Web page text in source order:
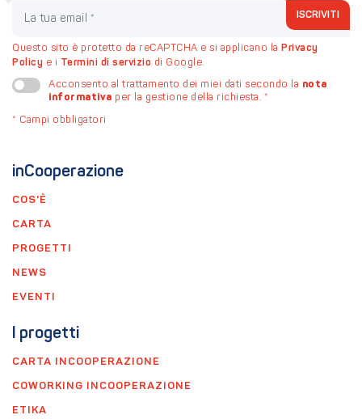
inCooperazione
COS'È
CARTA
PROGETTI
NEWS
EVENTI
I progetti
CARTA INCOOPERAZIONE
COWORKING INCOOPERAZIONE
ETIKA
ISCRIVITI
Questo sito è protetto da reCAPTCHA e si applicano la Privacy
Policy e i Termini di servizio di Google.
Acconsento al trattamento dei miei dati secondo la nota
informativa per la gestione della richiesta. *
* Campi obbligatori